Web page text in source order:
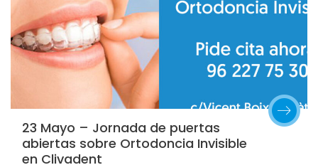
23 Mayo – Jornada de puertas
abiertas sobre Ortodoncia Invisible
en Clivadent